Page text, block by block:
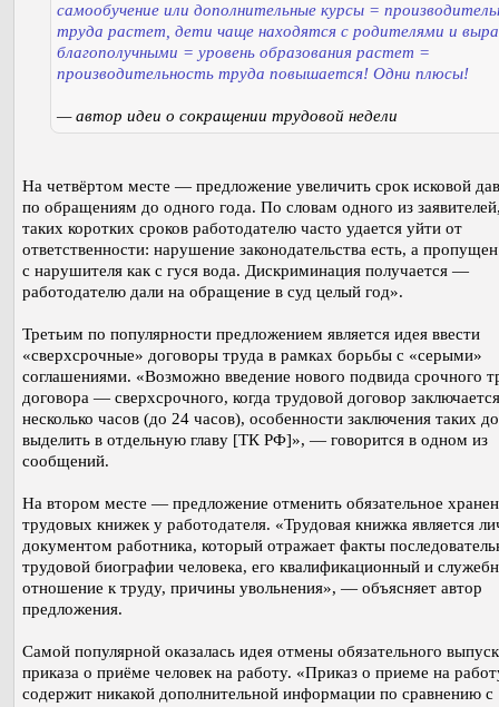
самообучение или дополнительные курсы =
труда растет, дети чаще находятся с родителями и
благополучными = уровень образования растет =
производительность труда повышается! Одни плюсы!
— автор идеи о сокращении трудовой недели
На четвёртом месте — предложение увеличить срок исковой
по обращениям до одного года. По словам одного из
таких коротких сроков работодателю часто удается уйти от
ответственности: нарушение законодательства есть, а
с нарушителя как с гуся вода. Дискриминация получается —
работодателю дали на обращение в суд целый год».
Третьим по популярности предложением является идея ввести
«сверхсрочные» договоры труда в рамках борьбы с «серыми»
соглашениями. «Возможно введение нового подвида срочного
договора — сверхсрочного, когда трудовой договор
несколько часов (до 24 часов), особенности заключения таких
выделить в отдельную главу [ТК РФ]», — говорится в одном из
сообщений.
На втором месте — предложение отменить обязательное
трудовых книжек у работодателя. «Трудовая книжка является
документом работника, который отражает факты
трудовой биографии человека, его квалификационный и
отношение к труду, причины увольнения», — объясняет автор
предложения.
Самой популярной оказалась идея отмены обязательного
приказа о приёме человек на работу. «Приказ о приеме на
содержит никакой дополнительной информации по сравнению с